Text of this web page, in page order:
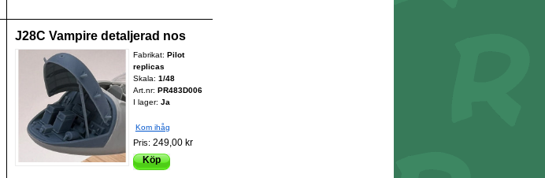
J28C Vampire detaljerad nos
Fabrikat: Pilot
replicas
Skala: 1/48
Art.nr: PR483D006
I lager: Ja
Kom ihåg
Pris: 249,00 kr
Köp